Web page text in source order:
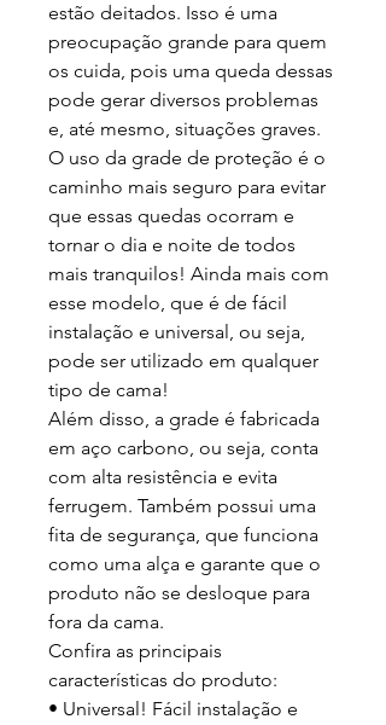
estão deitados. Isso é uma
preocupação grande para quem
os cuida, pois uma queda dessas
pode gerar diversos problemas
e, até mesmo, situações graves.
O uso da grade de proteção é o
caminho mais seguro para evitar
que essas quedas ocorram e
tornar o dia e noite de todos
mais tranquilos! Ainda mais com
esse modelo, que é de fácil
instalação e universal, ou seja,
pode ser utilizado em qualquer
tipo de cama!
Além disso, a grade é fabricada
em aço carbono, ou seja, conta
com alta resistência e evita
ferrugem. Também possui uma
fita de segurança, que funciona
como uma alça e garante que o
produto não se desloque para
fora da cama.
Confira as principais
características do produto:
• Universal! Fácil instalação e